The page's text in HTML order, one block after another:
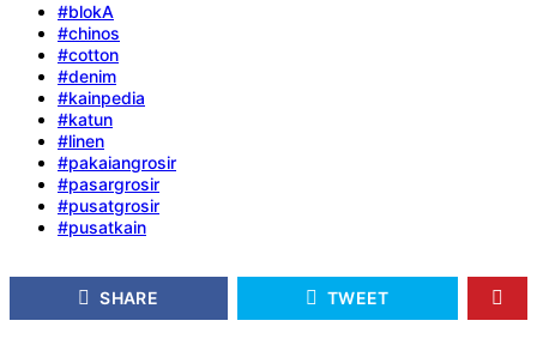
#blokA
#chinos
#cotton
#denim
#kainpedia
#katun
#linen
#pakaiangrosir
#pasargrosir
#pusatgrosir
#pusatkain
SHARE TWEET